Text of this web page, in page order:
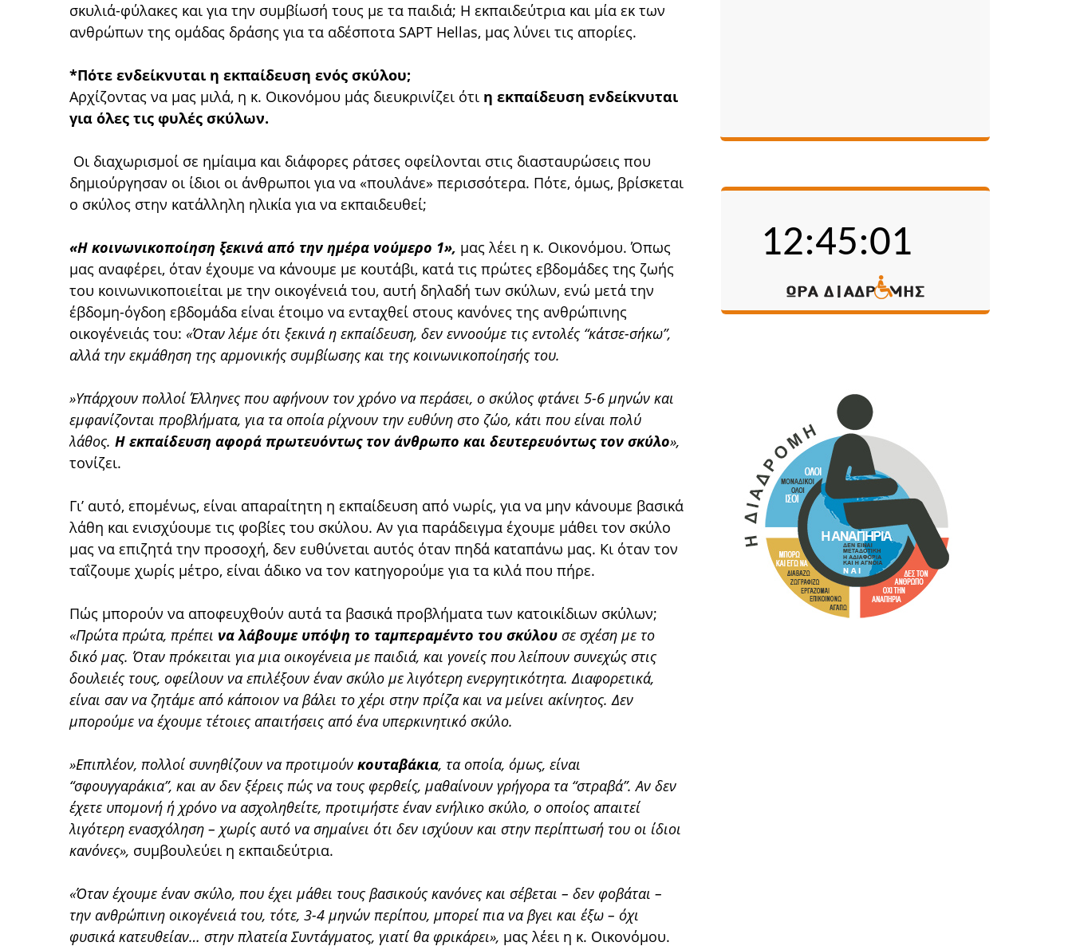
σκυλιά-φύλακες και για την συμβίωσή τους με τα παιδιά; Η εκπαιδεύτρια και μία εκ των
ανθρώπων της ομάδας δράσης για τα αδέσποτα SAPT Hellas, μας λύνει τις απορίες.
*Πότε ενδείκνυται η εκπαίδευση ενός σκύλου;
Αρχίζοντας να μας μιλά, η κ. Οικονόμου μάς διευκρινίζει ότι η εκπαίδευση ενδείκνυται
για όλες τις φυλές σκύλων.
Οι διαχωρισμοί σε ημίαιμα και διάφορες ράτσες οφείλονται στις διασταυρώσεις που
δημιούργησαν οι ίδιοι οι άνθρωποι για να «πουλάνε» περισσότερα. Πότε, όμως, βρίσκεται
ο σκύλος στην κατάλληλη ηλικία για να εκπαιδευθεί;
«Η κοινωνικοποίηση ξεκινά από την ημέρα νούμερο 1», μας λέει η κ. Οικονόμου. Όπως
μας αναφέρει, όταν έχουμε να κάνουμε με κουτάβι, κατά τις πρώτες εβδομάδες της ζωής
του κοινωνικοποιείται με την οικογένειά του, αυτή δηλαδή των σκύλων, ενώ μετά την
έβδομη-όγδοη εβδομάδα είναι έτοιμο να ενταχθεί στους κανόνες της ανθρώπινης
οικογένειάς του: «Όταν λέμε ότι ξεκινά η εκπαίδευση, δεν εννοούμε τις εντολές “κάτσε-σήκω”,
αλλά την εκμάθηση της αρμονικής συμβίωσης και της κοινωνικοποίησής του.
»Υπάρχουν πολλοί Έλληνες που αφήνουν τον χρόνο να περάσει, ο σκύλος φτάνει 5-6 μηνών και
εμφανίζονται προβλήματα, για τα οποία ρίχνουν την ευθύνη στο ζώο, κάτι που είναι πολύ
λάθος. Η εκπαίδευση αφορά πρωτευόντως τον άνθρωπο και δευτερευόντως τον σκύλο»,
τονίζει.
Γι’ αυτό, επομένως, είναι απαραίτητη η εκπαίδευση από νωρίς, για να μην κάνουμε βασικά
λάθη και ενισχύουμε τις φοβίες του σκύλου. Αν για παράδειγμα έχουμε μάθει τον σκύλο
μας να επιζητά την προσοχή, δεν ευθύνεται αυτός όταν πηδά καταπάνω μας. Κι όταν τον
ταΐζουμε χωρίς μέτρo, είναι άδικο να τον κατηγορούμε για τα κιλά που πήρε.
Πώς μπορούν να αποφευχθούν αυτά τα βασικά προβλήματα των κατοικίδιων σκύλων;
«Πρώτα πρώτα, πρέπει να λάβουμε υπόψη το ταμπεραμέντο του σκύλου σε σχέση με το
δικό μας. Όταν πρόκειται για μια οικογένεια με παιδιά, και γονείς που λείπουν συνεχώς στις
δουλειές τους, οφείλουν να επιλέξουν έναν σκύλο με λιγότερη ενεργητικότητα. Διαφορετικά,
είναι σαν να ζητάμε από κάποιον να βάλει το χέρι στην πρίζα και να μείνει ακίνητος. Δεν
μπορούμε να έχουμε τέτοιες απαιτήσεις από ένα υπερκινητικό σκύλο.
»Επιπλέον, πολλοί συνηθίζουν να προτιμούν κουταβάκια, τα οποία, όμως, είναι
“σφουγγαράκια”, και αν δεν ξέρεις πώς να τους φερθείς, μαθαίνουν γρήγορα τα “στραβά”. Αν δεν
έχετε υπομονή ή χρόνο να ασχοληθείτε, προτιμήστε έναν ενήλικο σκύλο, ο οποίος απαιτεί
λιγότερη ενασχόληση – χωρίς αυτό να σημαίνει ότι δεν ισχύουν και στην περίπτωσή του οι ίδιοι
κανόνες», συμβουλεύει η εκπαιδεύτρια.
«Όταν έχουμε έναν σκύλο, που έχει μάθει τους βασικούς κανόνες και σέβεται – δεν φοβάται –
την ανθρώπινη οικογένειά του, τότε, 3-4 μηνών περίπου, μπορεί πια να βγει και έξω – όχι
φυσικά κατευθείαν… στην πλατεία Συντάγματος, γιατί θα φρικάρει», μας λέει η κ. Οικονόμου.